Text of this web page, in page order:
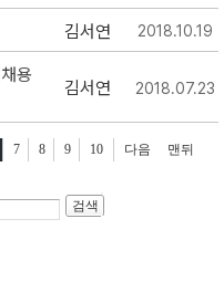
김서연 2018.10.19
용
김서연 2018.07.23
7 8 9 10 다음 맨뒤